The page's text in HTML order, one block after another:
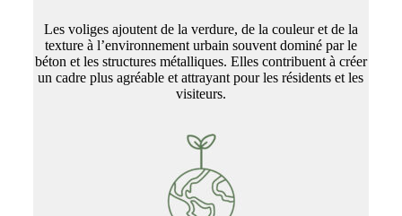
Les voliges ajoutent de la verdure, de la couleur et de la
texture à l’environnement urbain souvent dominé par le
béton et les structures métalliques. Elles contribuent à créer
un cadre plus agréable et attrayant pour les résidents et les
visiteurs.